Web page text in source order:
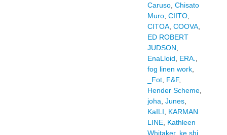
Caruso, Chisato
Muro, CIITO,
CITOA, COOVA,
ED ROBERT
JUDSON
EnaLloid
ERA.
fog linen work,
_Fot, F&F,
Hender Scheme,
joha Junes,
KaILI
KARMAN
LINE, Kathleen
Whitaker, ke shi